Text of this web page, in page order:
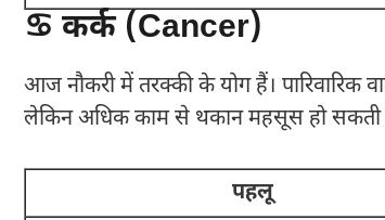
♋ कर्क (Cancer)
आज नौकरी में तरक्की के योग हैं। पारिवारिक
लेकिन अधिक काम से थकान महसूस हो सकती
पहलू